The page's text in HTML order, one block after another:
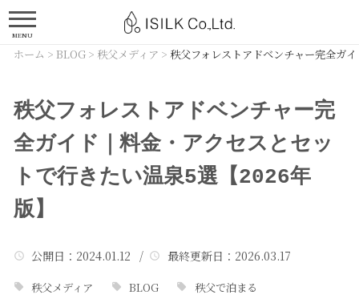
MENU
ホーム > BLOG> 秩父メディア > 秩父フォレストアドベンチャー完全ガ
秩父フォレストアドベンチャー完
全ガイド｜料金・アクセスとセッ
トで行きたい温泉5選【2026年
版】
公開日 ：2024.01.12 / 最終更新日 ：2026.03.17
秩父メディア BLOG
秩父で泊まる